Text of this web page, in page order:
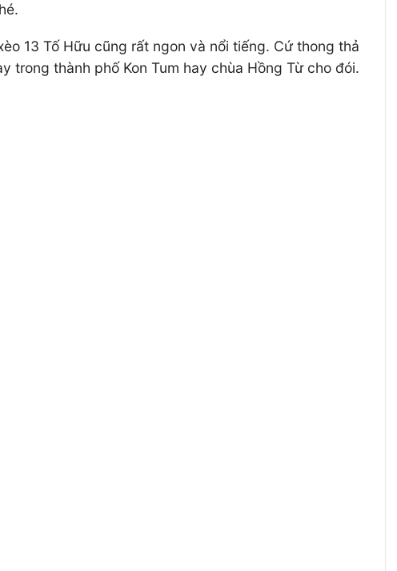
13 Tố Hữu cũng rất ngon và nổi tiếng. Cứ thong thả
trong thành phố Kon Tum hay chùa Hồng Từ cho đói.